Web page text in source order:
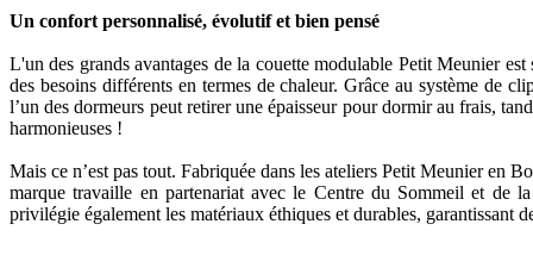
Un confort personnalisé, évolutif et bien pensé
L'un des grands avantages de la couette modulable Petit Meunier
des besoins différents en termes de chaleur. Grâce au système de
l’un des dormeurs peut retirer une épaisseur pour dormir au frais,
harmonieuses !
Mais ce n’est pas tout. Fabriquée dans les ateliers Petit Meunier en
marque travaille en partenariat avec le Centre du Sommeil et de
privilégie également les matériaux éthiques et durables, garantissant